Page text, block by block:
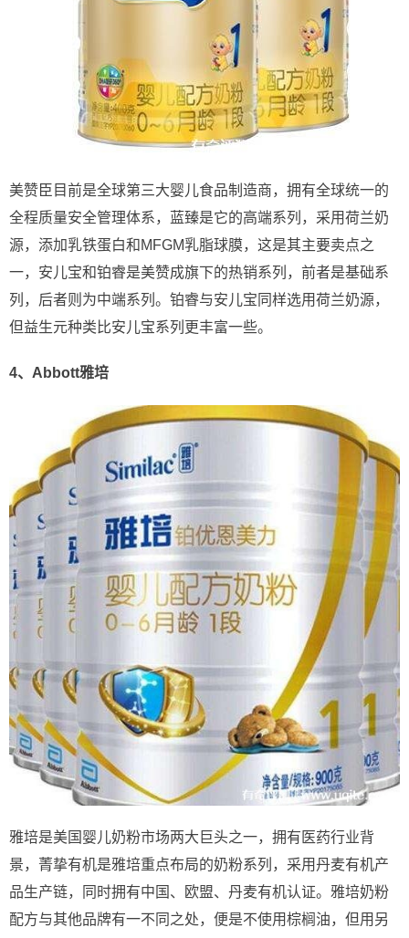
美赞臣目前是全球第三大婴儿食品制造商，拥有全球统一的
全程质量安全管理体系，蓝臻是它的高端系列，采用荷兰奶
源，添加乳铁蛋白和MFGM乳脂球膜，这是其主要卖点之
一，安儿宝和铂睿是美赞成旗下的热销系列，前者是基础系
列，后者则为中端系列。铂睿与安儿宝同样选用荷兰奶源，
但益生元种类比安儿宝系列更丰富一些。
4、Abbott雅培
雅培是美国婴儿奶粉市场两大巨头之一，拥有医药行业背
景，菁挚有机是雅培重点布局的奶粉系列，采用丹麦有机产
品生产链，同时拥有中国、欧盟、丹麦有机认证。雅培奶粉
配方与其他品牌有一不同之处，便是不使用棕榈油，但用另